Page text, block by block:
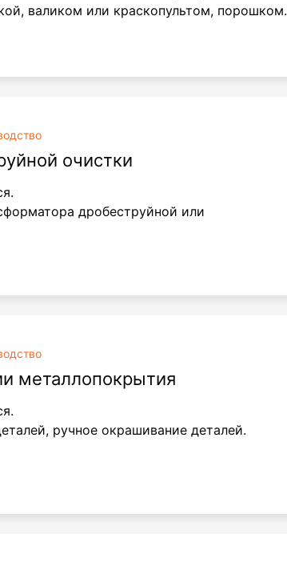
валиком или краскопультом, порошком.
очистки
дробеструйной или
металлопокрытия
ручное окрашивание деталей.